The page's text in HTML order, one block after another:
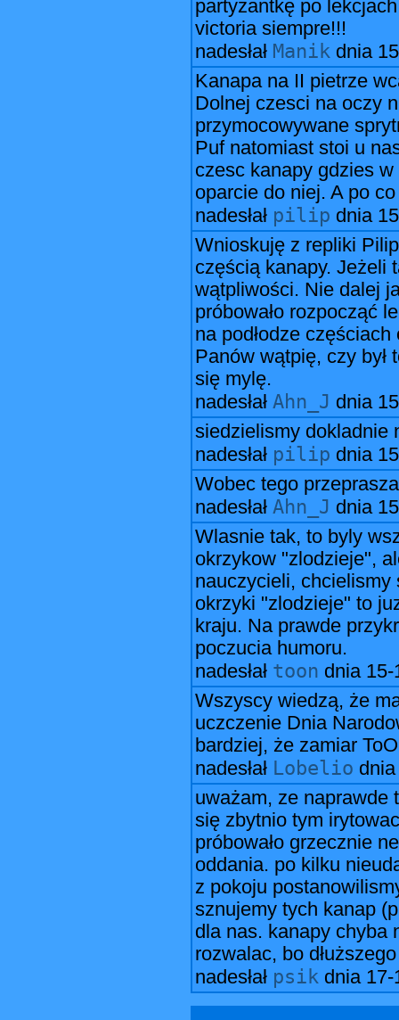
partyzantkę po
victoria siempre!!!
nadesłał Manik dnia
Kanapa na II pietrze
Dolnej czesci na oczy
przymocowywane
Puf natomiast stoi u
czesc kanapy gdzies
oparcie do niej. A po
nadesłał pilip dnia
Wnioskuję z repliki
częścią kanapy. Jeżeli
wątpliwości. Nie dalej
próbowało rozpocząć
na podłodze
Panów wątpię, czy był
się mylę.
nadesłał Ahn_J dnia
siedzielismy dokladnie
nadesłał pilip dnia
Wobec tego
nadesłał Ahn_J dnia
Wlasnie tak, to byly
okrzykow "zlodzieje",
nauczycieli, chcielismy
okrzyki "zlodzieje" to
kraju. Na prawde
poczucia humoru.
nadesłał toon dnia 15-
Wszyscy wiedzą, że
uczczenie Dnia
bardziej, że zamiar
nadesłał Lobelio
uważam, ze naprawde
się zbytnio tym
próbowało grzecznie
oddania. po kilku
z pokoju
sznujemy tych kanap
dla nas. kanapy chyba
rozwalac, bo
nadesłał psik dnia 17-